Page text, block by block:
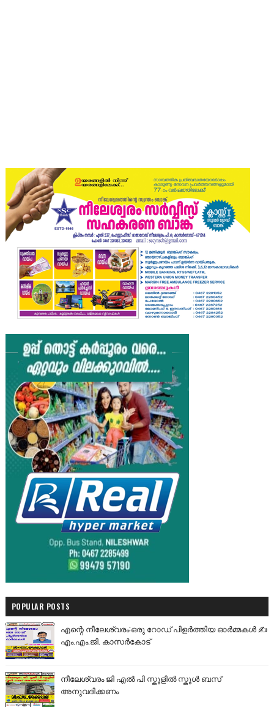
POPULAR POSTS
എന്റെ നീലേശ്വരം:ഒരു റോഡ് പിളർത്തിയ ഓർമ്മകൾ ✍️
എം.എം.ജി. കാസർകോട്
നീലേശ്വരം ജി എൽ പി സ്കൂളിൽ സ്കൂൾ ബസ്
അനുവദിക്കണം